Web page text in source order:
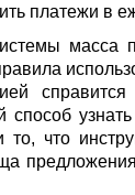
платежи в
масса
способ
то, что